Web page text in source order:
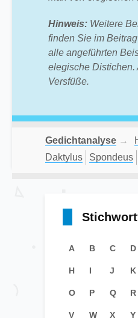
Hinweis: Weitere
finden Sie im
alle angeführten
elegische Distichen.
Versfüße.
Gedichtanalyse →
Daktylus
Spondeus
A B C D
H I J K
O P Q R
V W X Y